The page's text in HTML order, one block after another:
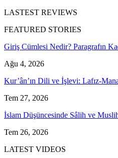
LASTEST REVIEWS
FEATURED STORIES
Giriş Cümlesi Nedir? Paragrafın
Ağu 4, 2026
Kur’ân’ın Dili ve İşlevi: Lafız-
Tem 27, 2026
İslam Düşüncesinde Sâlih ve
Tem 26, 2026
LATEST VIDEOS